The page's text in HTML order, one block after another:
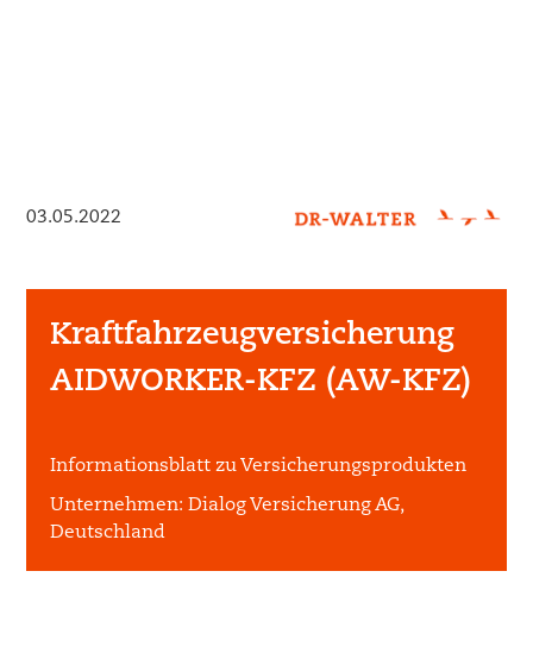
03.05.2022
Kraftfahrzeugversicherung
AIDWORKER-KFZ (AW-KFZ)
Informationsblatt zu Versicherungsprodukten
Unternehmen:Dialog Versicherung AG,
Deutschland